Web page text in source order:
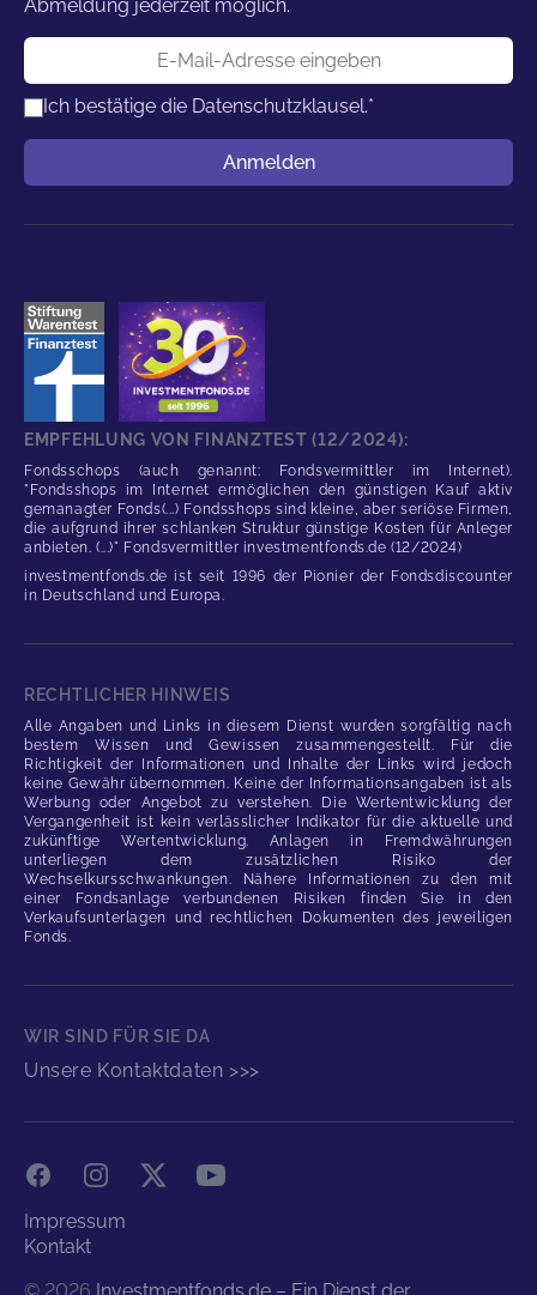
Abmeldung jederzeit möglich.
E-Mail-Adresse
Ich bestätige die Datenschutzklausel.*
Anmelden
EMPFEHLUNG VON FINANZTEST (12/2024):
Fondsschops (auch genannt: Fondsvermittler im Internet).
"Fondsshops im Internet ermöglichen den günstigen Kauf aktiv
gemanagter Fonds(...) Fondsshops sind kleine, aber seriöse Firmen,
die aufgrund ihrer schlanken Struktur günstige Kosten für Anleger
anbieten. (...)" Fondsvermittler investmentfonds.de (12/2024)
investmentfonds.de ist seit 1996 der Pionier der Fondsdiscounter
in Deutschland und Europa.
RECHTLICHER HINWEIS
Alle Angaben und Links in diesem Dienst wurden sorgfältig nach
bestem Wissen und Gewissen zusammengestellt. Für die
Richtigkeit der Informationen und Inhalte der Links wird jedoch
keine Gewähr übernommen. Keine der Informationsangaben ist als
Werbung oder Angebot zu verstehen. Die Wertentwicklung der
Vergangenheit ist kein verlässlicher Indikator für die aktuelle und
zukünftige Wertentwicklung. Anlagen in Fremdwährungen
unterliegen dem zusätzlichen Risiko der
Wechselkursschwankungen. Nähere Informationen zu den mit
einer Fondsanlage verbundenen Risiken finden Sie in den
Verkaufsunterlagen und rechtlichen Dokumenten des jeweiligen
Fonds.
WIR SIND FÜR SIE DA
Unsere Kontaktdaten >>>
FacebookInstagram
X YouTube
Impressum
Kontakt